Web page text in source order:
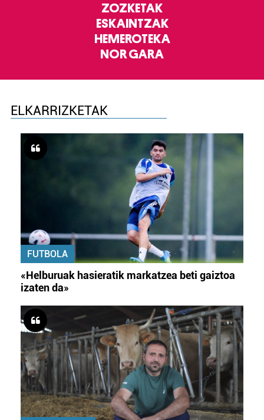
ZOZKETAK
ESKAINTZAK
HEMEROTEKA
NOR GARA
ELKARRIZKETAK
FUTBOLA
«Helburuak hasieratik markatzea beti gaiztoa
izaten da»